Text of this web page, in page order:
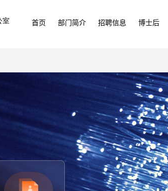
首页 部门简介 招聘信息 博士后